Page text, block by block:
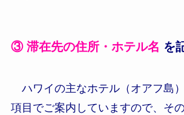
③ 滞在先の住所・ホテル名 を
ハワイの主なホテル（オアフ島
項目でご案内していますので、そ